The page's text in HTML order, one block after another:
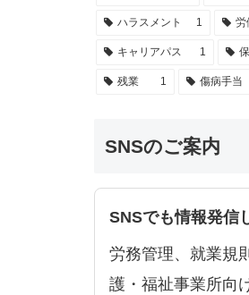
ハラスメント 1 労
キャリアパス 1
残業 1 傷病手当
SNSのご案内
SNSでも情報発信
労務管理、就業規
護・福祉事業所向